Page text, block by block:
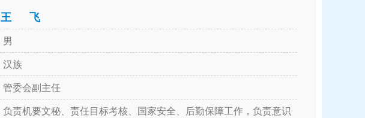
王 飞
男
汉族
管委会副主任
负责机要文秘、责任目标考核、国家安全、后勤保障工作，负责意识